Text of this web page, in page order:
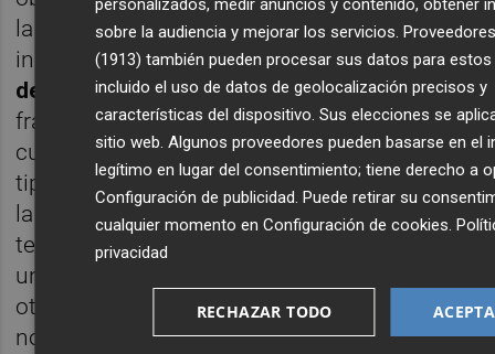
la cura. “Casi toda la escritura es
inconsciente ⸺apunta laPremio Princesa
de Asturias⸺ . No sé de dónde salen las
frases. Cuando va bien sé menos que
cuando va mal”. Igualmente, las terapias de
tipo psicoanalítico no entran en el molde de
la replicabilidad científica. No hay un solo
terapeuta que dialogue como otro o como
un algoritmo, que se pueda poner al lado de
otro para entresacar cifras o escalas. Por eso
no pasan del aprobado en los ensayos
sobre la audiencia y mejorar los servicios.
(1913) también pueden procesar sus datos para
incluido el uso de datos de geolocalización precisos y
características del dispositivo. Sus elecciones se
sitio web. Algunos proveedores pueden basarse en el
legítimo en lugar del consentimiento; tiene derecho a
Configuración de publicidad . Puede retirar su
cualquier momento enConfiguración de cookies .
privacidad
RECHAZAR TODO